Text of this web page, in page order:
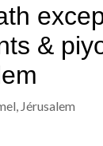
&
Jérusalem